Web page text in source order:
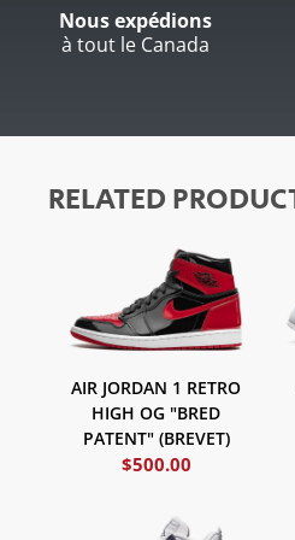
Nous expédions
à tout le Canada
RELATED
AIR JORDAN 1 RETRO
HIGH OG "BRED
PATENT" (BREVET)
$500.00